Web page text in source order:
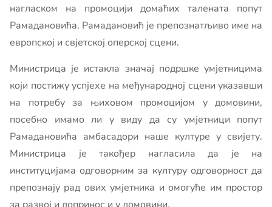
нагласком на промоцији домаћих талената попут
Рамадановића. Рамадановић је препознатљиво име на
европској и свјетској оперској сцени.
Министрица је истакла значај подршке умјетницима
који постижу успјехе на међународној сцени указавши
на потребу за њиховом промоцијом у домовини,
посебно имамо ли у виду да су умјетници попут
Рамадановића амбасадори наше културе у свијету.
Министрица је такођер нагласила да је на
институцијама одговорним за културу одговорност да
препознају рад ових умјетника и омогуће им простор